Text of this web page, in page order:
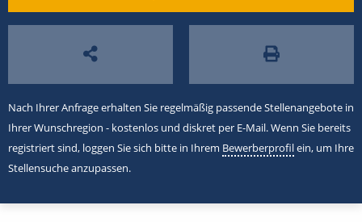
Nach Ihrer Anfrage erhalten Sie regelmäßig passende Stellenangebote in
Ihrer Wunschregion - kostenlos und diskret per E-Mail. Wenn Sie bereits
registriert sind, loggen Sie sich bitte in Ihrem Bewerberprofilein, um Ihre
Stellensuche anzupassen.